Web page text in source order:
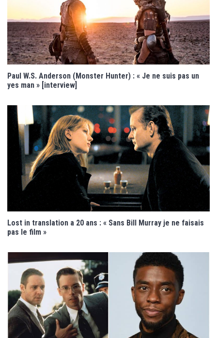
Paul W.S. Anderson (Monster Hunter) : « Je ne suis pas un
yes man » [interview]
Lost in translation a 20 ans : « Sans Bill Murray je ne faisais
pas le film »